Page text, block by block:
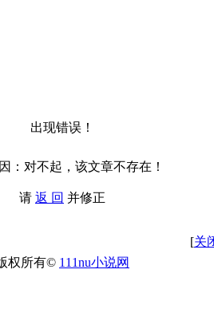
出现错误！
：对不起，该文章不存在！
请 返 回 并修正
[关
权所有© 111nu小说网